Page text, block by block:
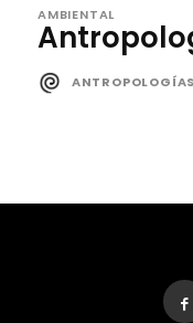
AMBIENTAL
ANTROPOLOGÍAS